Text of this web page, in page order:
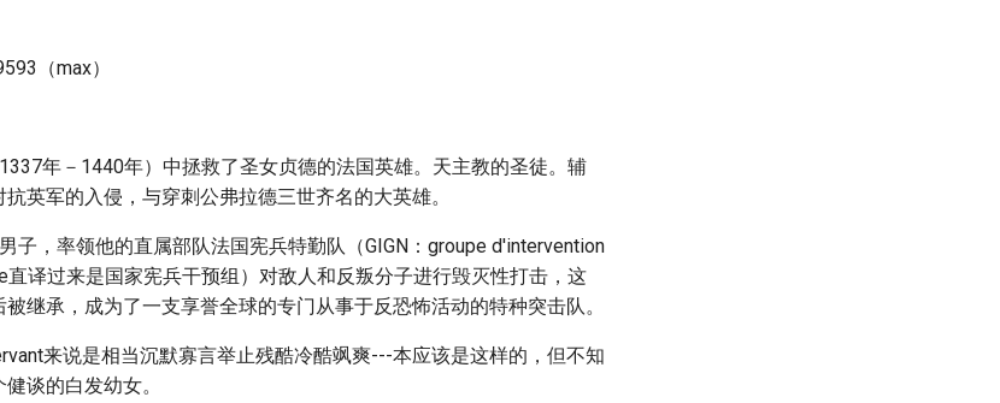
（max）
年－1440年）中拯救了圣女贞德的法国英雄。天主教的圣徒。辅
英军的入侵，与穿刺公弗拉德三世齐名的大英雄。
子，率领他的直属部队法国宪兵特勤队（GIGN：groupe d'intervention
直译过来是国家宪兵干预组）对敌人和反叛分子进行毁灭性打击，这
继承，成为了一支享誉全球的专门从事于反恐怖活动的特种突击队。
来说是相当沉默寡言举止残酷冷酷飒爽---本应该是这样的，但不知
谈的白发幼女。